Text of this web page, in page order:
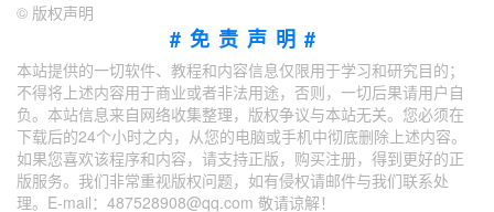
© 版权声明
#免责声明#
本站提供的一切软件、教程和内容信息仅限用于学习和研究目的；
不得将上述内容用于商业或者非法用途，否则，一切后果请用户自
负。本站信息来自网络收集整理，版权争议与本站无关。您必须在
下载后的24个小时之内，从您的电脑或手机中彻底删除上述内容。
如果您喜欢该程序和内容，请支持正版，购买注册，得到更好的正
版服务。我们非常重视版权问题，如有侵权请邮件与我们联系处
理。E-mail：487528908@qq.com 敬请谅解！